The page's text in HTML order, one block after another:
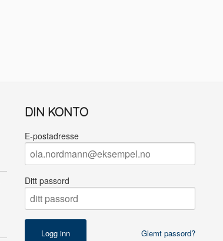
DIN KONTO
E-postadresse
Ditt passord
Glemt passord?